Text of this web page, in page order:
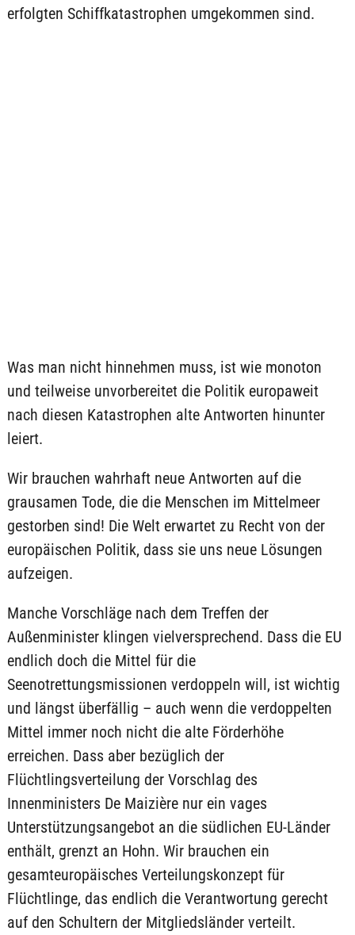
erfolgten Schiffkatastrophen umgekommen sind.
Was man nicht hinnehmen muss, ist wie monoton
und teilweise unvorbereitet die Politik europaweit
nach diesen Katastrophen alte Antworten hinunter
leiert.
Wir brauchen wahrhaft neue Antworten auf die
grausamen Tode, die die Menschen im Mittelmeer
gestorben sind! Die Welt erwartet zu Recht von der
europäischen Politik, dass sie uns neue Lösungen
aufzeigen.
Manche Vorschläge nach dem Treffen der
Außenminister klingen vielversprechend. Dass die EU
endlich doch die Mittel für die
Seenotrettungsmissionen verdoppeln will, ist wichtig
und längst überfällig – auch wenn die verdoppelten
Mittel immer noch nicht die alte Förderhöhe
erreichen. Dass aber bezüglich der
Flüchtlingsverteilung der Vorschlag des
Innenministers De Maizière nur ein vages
Unterstützungsangebot an die südlichen EU-Länder
enthält, grenzt an Hohn. Wir brauchen ein
gesamteuropäisches Verteilungskonzept für
Flüchtlinge, das endlich die Verantwortung gerecht
auf den Schultern der Mitgliedsländer verteilt.